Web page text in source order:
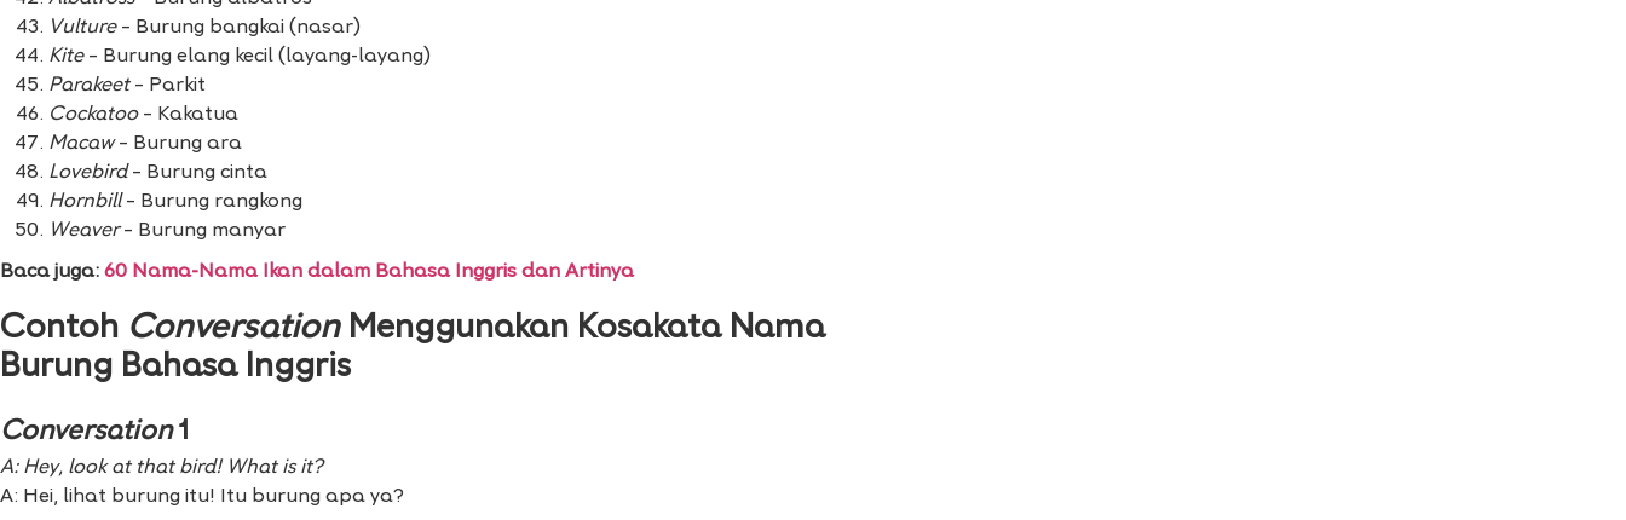
Vulture– Burung bangkai (nasar)
Kite– Burung elang kecil (layang-layang)
Parakeet– Parkit
Cockatoo– Kakatua
Macaw– Burung ara
Lovebird– Burung cinta
Hornbill– Burung rangkong
Weaver– Burung manyar
Baca juga: 60 Nama-Nama Ikan dalam Bahasa Inggris dan Artinya
Contoh ConversationMenggunakan Kosakata Nama
Burung Bahasa Inggris
Conversation1
A: Hey, look at that bird! What is it?
A: Hei, lihat burung itu! Itu burung apa ya?